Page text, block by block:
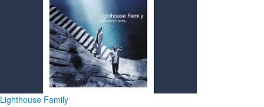
Lighthouse Family